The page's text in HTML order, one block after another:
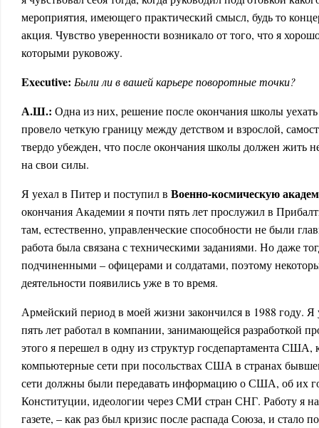
мероприятия, имеющего практический смысл, будь то
акция. Чувство уверенности возникало от того, что я
которыми руковожу.
Executive: Были ли в вашей карьере поворотные точки?
А.Ш.: Одна из них, решение после окончания школы
провело четкую границу между детством и взрослой,
твердо убежден, что после окончания школы должен жить
на свои силы.
Я уехал в Питер и поступил в Военно-космическую
окончания Академии я почти пять лет прослужил в
там, естественно, управленческие способности не были
работа была связана с техническими заданиями. Но даже
подчиненными – офицерами и солдатами, поэтому
деятельности появились уже в то время.
Армейский период в моей жизни закончился в 1988 году.
пять лет работал в компании, занимающейся разработкой
этого я перешел в одну из структур госдепартамента США,
компьютерные сети при посольствах США в странах
сети должны были передавать информацию о США, об их
Конституции, идеологии через СМИ стран СНГ. Работу я
газете, – как раз был кризис после распада Союза, и стало